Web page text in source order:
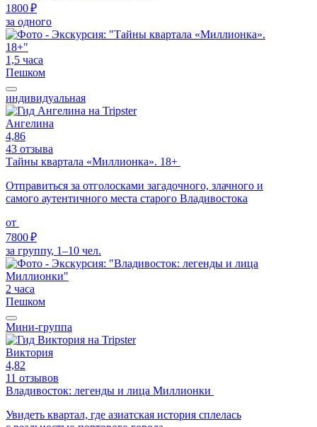
1800 ₽
за одного
1,5 часа
Пешком
индивидуальная
Ангелина
4,86
43 отзыва
Тайны квартала «Миллионка». 18+
Отправиться за отголосками загадочного, злачного и
самого аутентичного места старого Владивостока
от
7800 ₽
за группу, 1–10 чел.
2 часа
Пешком
Мини-группа
Виктория
4,82
11 отзывов
Владивосток: легенды и лица Миллионки
Увидеть квартал, где азиатская история сплелась